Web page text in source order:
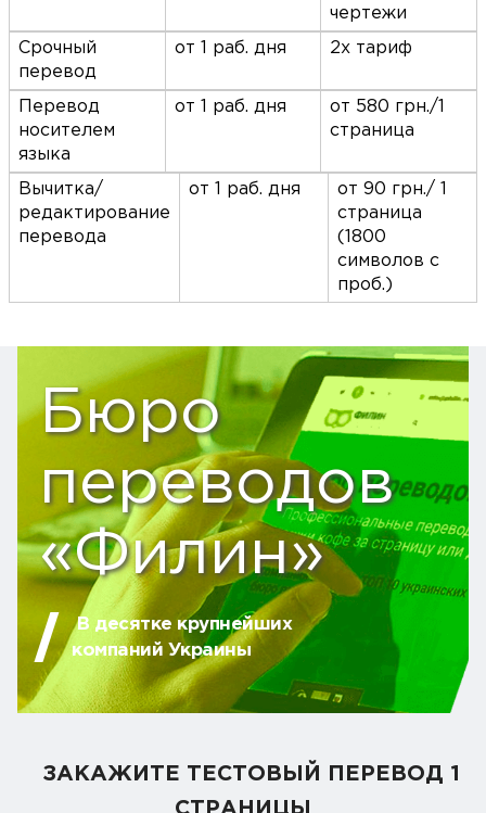
чертежи
Срочный
перевод
от 1 раб. дня 2х тариф
Перевод
носителем
языка
от 1 раб. дня
от 580 грн./1
страница
Вычитка/
редактирование
перевода
от 1 раб. дня
от 90 грн./ 1
страница
(1800
символов с
проб.)
Бюро
переводов
«Филин»
В десятке крупнейших
компаний Украины
ЗАКАЖИТЕ ТЕСТОВЫЙ ПЕРЕВОД 1
СТРАНИЦЫ